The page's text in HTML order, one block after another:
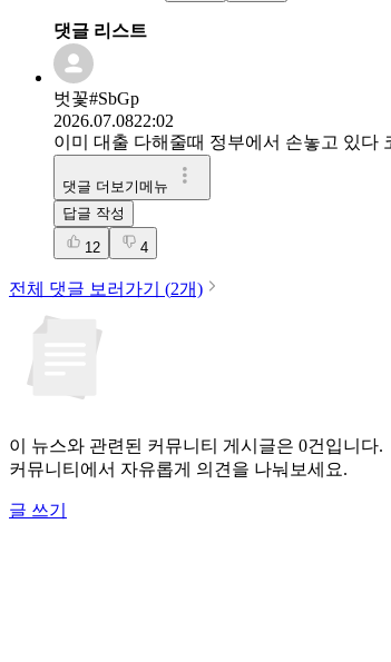
댓글 리스트
벗꽃#SbGp
2026.07.0822:02
이미 대출 다해줄때 정부에서 손놓고 있다
댓글 더보기메뉴
답글 작성
12 4
전체 댓글 보러가기 (2개)
이 뉴스와 관련된 커뮤니티 게시글은 0건입니다.
커뮤니티에서 자유롭게 의견을 나눠보세요.
글 쓰기